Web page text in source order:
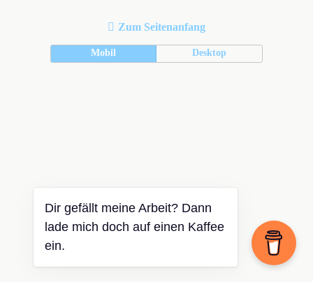
Zum Seitenanfang
Mobil Desktop
Dir gefällt meine Arbeit? Dann
lade mich doch auf einen Kaffee
ein.